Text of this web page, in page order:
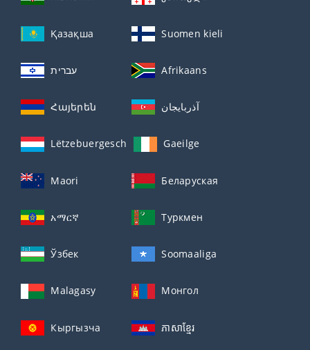
Қазақша Suomen kieli
עברית Afrikaans
Հայերեն آذربايجان
Lëtzebuergesch Gaeilge
Maori Беларуская
አማርኛ Туркмен
Ўзбек Soomaaliga
Malagasy Монгол
Кыргызча ភាសាខ្មែរ